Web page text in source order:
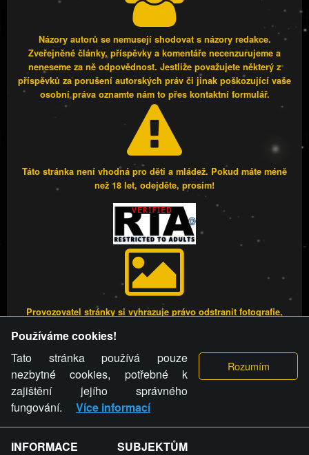
Názory autorů se nemusejí shodovat s názory redakce.
Zveřejněné články, příspěvky a komentáře necenzurujeme a
neneseme za ně odpovědnost. Jestliže považujete některý z
příspěvků za porušení autorských práv či jinak poškozující vaše
osobní práva oznamte nám to přes kontaktní formulář.
Táto stránka není vhodná pro děti a mládež. Pokud máte méně
než 18 let, odejděte, prosím!
Provozovatel stránky si vyhrazuje právo odstranit fotografie,
stránky týče, ani osoba, která umístila fotografii nebo video na
stránku, nemůže z důvodu odstranění fotografie, videa nebo
komentáře pro výše uvedenou okolnost uplatnit vůči
provozovateli stránky žádný nárok na náhradu škody nebo
nemajetkové újmy.
FREESEX.CZ - to je Vaše každodenní dávka
Používáme cookies!
Tato stránka používá pouze
nezbytné cookies, potřebné k
zajištění jejího správného
fungování.
Více informací
INFORMACE SUBJEKTŮM